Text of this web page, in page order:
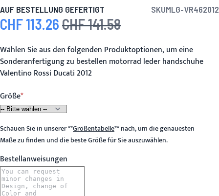
AUF BESTELLUNG GEFERTIGT SKUMLG-VR462012
Sonderpreis
CHF 113.26 Regulärer Preis
CHF 141.58
Wählen Sie aus den folgenden Produktoptionen, um eine
Sonderanfertigung zu bestellen motorrad leder handschuhe
Valentino Rossi Ducati 2012
Größe
Schauen Sie in unserer**Größentabelle**nach, um die genauesten
Maße zu finden und die beste Größe für Sie auszuwählen.
Bestellanweisungen